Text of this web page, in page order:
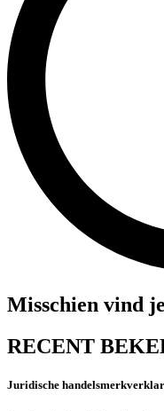
Misschien vind
RECENT
Juridische